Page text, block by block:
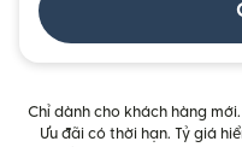
Chỉ dành cho khách hàng
Ưu đãi có thời hạn. Tỷ giá